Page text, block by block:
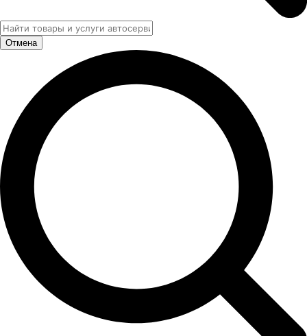
Отмена